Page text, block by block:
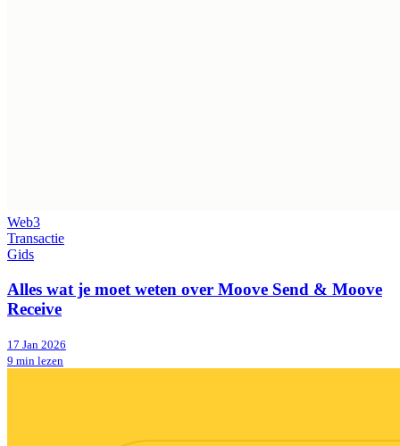
Web3
Transactie
Gids
Alles wat je moet weten over Moove Send & Moove
Receive
17 Jan 2026
9 min lezen